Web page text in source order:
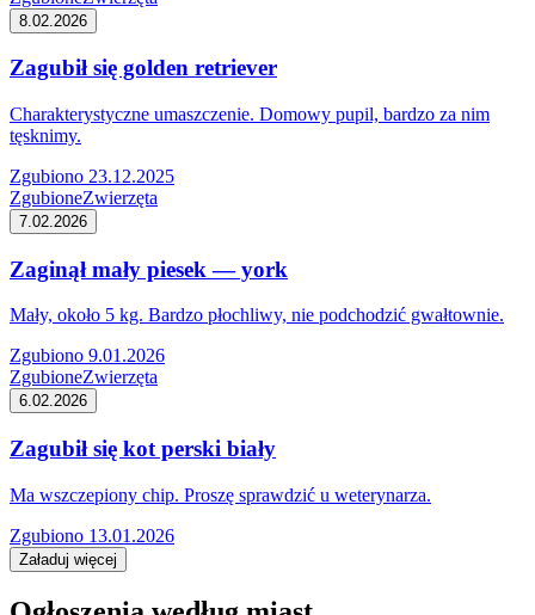
8.02.2026
Zagubił się golden retriever
Charakterystyczne umaszczenie. Domowy pupil, bardzo za nim
tęsknimy.
Zgubiono 23.12.2025
ZgubioneZwierzęta
7.02.2026
Zaginął mały piesek — york
Mały, około 5 kg. Bardzo płochliwy, nie podchodzić gwałtownie.
Zgubiono 9.01.2026
ZgubioneZwierzęta
6.02.2026
Zagubił się kot perski biały
Ma wszczepiony chip. Proszę sprawdzić u weterynarza.
Zgubiono 13.01.2026
Załaduj więcej